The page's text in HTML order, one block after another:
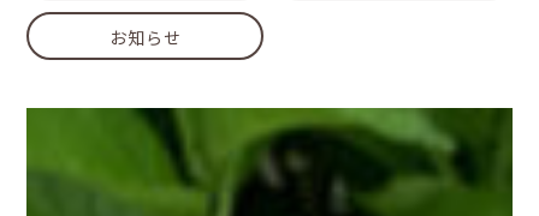
お知らせ